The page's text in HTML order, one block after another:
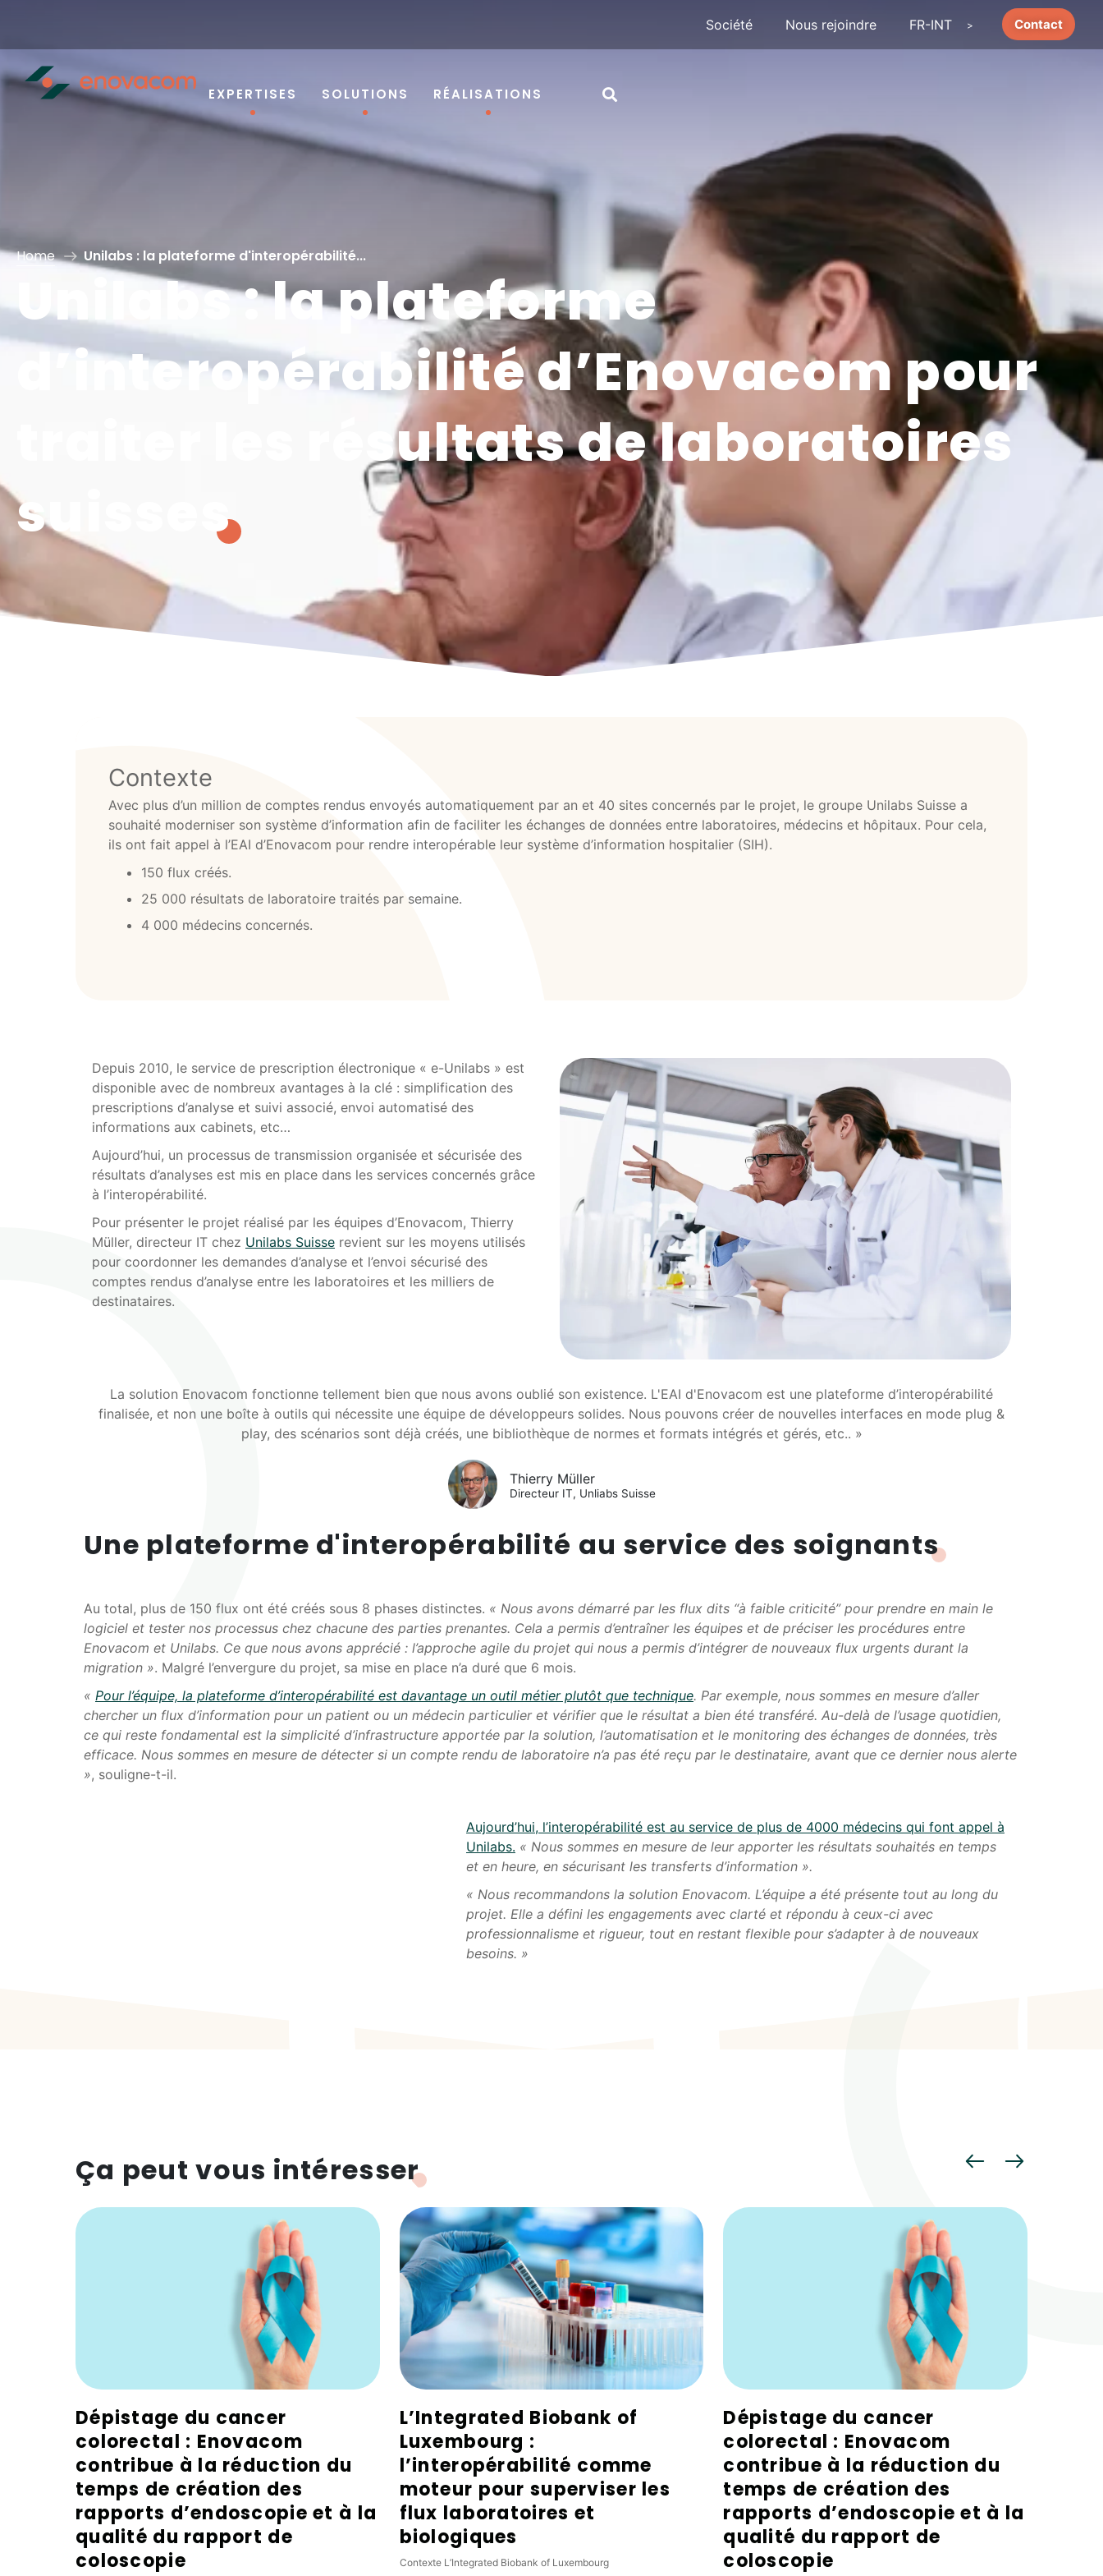
Contact
Société Nous rejoindre FR-INT
EXPERTISES SOLUTIONS RÉALISATIONS
Home Unilabs : la plateforme d'interopérabilité...
Unilabs : la plateforme
d’interopérabilité d’Enovacom pour
traiter les résultats de laboratoires
suisses
Contexte
Avec plus d’un million de comptes rendus envoyés automatiquement par an et 40 sites concernés par le projet, le groupe Unilabs Suisse a
souhaité moderniser son système d’information afin de faciliter les échanges de données entre laboratoires, médecins et hôpitaux. Pour cela,
ils ont fait appel à l’EAI d’Enovacom pour rendre interopérable leur système d’information hospitalier (SIH).
150 flux créés.
25 000 résultats de laboratoire traités par semaine.
4 000 médecins concernés.
Depuis 2010, le service de prescription électronique « e-Unilabs » est
disponible avec de nombreux avantages à la clé : simplification des
prescriptions d’analyse et suivi associé, envoi automatisé des
informations aux cabinets, etc…
Aujourd’hui, un processus de transmission organisée et sécurisée des
résultats d’analyses est mis en place dans les services concernés grâce
à l’interopérabilité.
Pour présenter le projet réalisé par les équipes d’Enovacom, Thierry
Müller, directeur IT chez Unilabs Suisse revient sur les moyens utilisés
pour coordonner les demandes d’analyse et l’envoi sécurisé des
comptes rendus d’analyse entre les laboratoires et les milliers de
destinataires.
La solution Enovacom fonctionne tellement bien que nous avons oublié son existence. L'EAI d'Enovacom est une plateforme d’interopérabilité
finalisée, et non une boîte à outils qui nécessite une équipe de développeurs solides. Nous pouvons créer de nouvelles interfaces en mode plug &
play, des scénarios sont déjà créés, une bibliothèque de normes et formats intégrés et gérés, etc.. »
Thierry Müller
Directeur IT, Unliabs Suisse
Une plateforme d'interopérabilité au service des soignants
Au total, plus de 150 flux ont été créés sous 8 phases distinctes. « Nous avons démarré par les flux dits “à faible criticité” pour prendre en main le
logiciel et tester nos processus chez chacune des parties prenantes. Cela a permis d’entraîner les équipes et de préciser les procédures entre
Enovacom et Unilabs. Ce que nous avons apprécié : l’approche agile du projet qui nous a permis d’intégrer de nouveaux flux urgents durant la
migration ». Malgré l’envergure du projet, sa mise en place n’a duré que 6 mois.
« Pour l’équipe, la plateforme d’interopérabilité est davantage un outil métier plutôt que technique. Par exemple, nous sommes en mesure d’aller
chercher un flux d’information pour un patient ou un médecin particulier et vérifier que le résultat a bien été transféré. Au-delà de l’usage quotidien,
ce qui reste fondamental est la simplicité d’infrastructure apportée par la solution, l’automatisation et le monitoring des échanges de données, très
efficace. Nous sommes en mesure de détecter si un compte rendu de laboratoire n’a pas été reçu par le destinataire, avant que ce dernier nous alerte
», souligne-t-il.
Aujourd’hui, l’interopérabilité est au service de plus de 4000 médecins qui font appel à
Unilabs. « Nous sommes en mesure de leur apporter les résultats souhaités en temps
et en heure, en sécurisant les transferts d’information ».
« Nous recommandons la solution Enovacom. L’équipe a été présente tout au long du
projet. Elle a défini les engagements avec clarté et répondu à ceux-ci avec
professionnalisme et rigueur, tout en restant flexible pour s’adapter à de nouveaux
besoins. »
Ça peut vous intéresser
Dépistage du cancer
colorectal : Enovacom
contribue à la réduction du
temps de création des
rapports d’endoscopie et à la
qualité du rapport de
coloscopie
L’Integrated Biobank of
Luxembourg :
l’interopérabilité comme
moteur pour superviser les
flux laboratoires et
biologiques
Contexte L’Integrated Biobank of Luxembourg
Dépistage du cancer
colorectal : Enovacom
contribue à la réduction du
temps de création des
rapports d’endoscopie et à la
qualité du rapport de
coloscopie